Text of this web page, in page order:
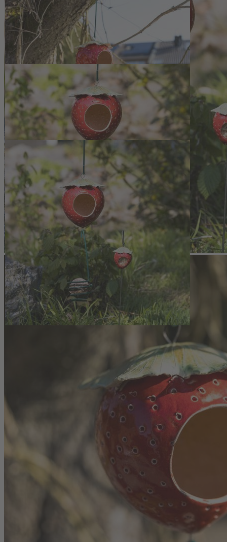
Beschreibung
Keramische Futterstation in
Erdbeerform
Das Vogelfutterhaus Erdbeere verbindet eine markante,
fruchtförmige Gestaltung mit einer funktionalen Futterstation für
Wildvögel. Jede Erdbeere wird einzeln aus Ton modelliert: Die
Kugelform entsteht in Handarbeit, das grüne Blatt wird aus einer
Tonplatte ausgeschnitten und mit Schlicker sorgfältig befestigt. Nach
einer Trockenphase von etwa drei Tagen folgen Schrühbrand bei
1000 Grad und Glasurbrand bei 1200 Grad mit eigens angemischter
Glasur. So entsteht eine frostfeste Keramik, die für den Einsatz im
Freien geeignet ist. Eine Metallschlaufe oben und unten sowie eine
ausgeschnittene Öffnung ermöglichen die Nutzung als kompakte
Futterstelle.
Vielseitige Futter- und Trinkstelle für das
ganze Jahr
Das Vogelfutterhaus Erdbeere dient in Herbst und Winter als
Futterplatz, im Sommer kann es als Vogeltränke genutzt werden.
Der Keramikkorpus misst etwa 15 Zentimeter in der Länge und 13
Zentimeter in der Breite. Der Aufhängungsstab ist rund 28
Zentimeter lang und sorgt in Kombination mit der eigens gefertigten
Halterung für eine sichere Anbringung. Die Halterung für
abgestimmt. Hergestellt wird die Aufhängung aus Metall von einem
Schlosser vor Ort in Petzenhausen. Zur Reinigung genügt Wasser
und eine Bürste. Durch die handwerkliche Fertigung ist jede
Erdbeere ein Unikat mit individueller Ausstrahlung.
Maße Keramik-Erdbeere ca. 15 x 13 cm, Meisenknödelhalter
ca. 21 x 7 cm, Aufhängungsstab ca. 28 cm lang
Frostfeste Keramik, in mehreren Brennvorgängen mit
Ganzjährige Nutzung: Futterplatz in Herbst und Winter,
Halterung und Aufhängungsstab aus Metall, vor Ort gefertigt
(Produktionsstandort Petzenhausen)
Einfache Reinigung mit Wasser und Bürste, jede Erdbeere ein